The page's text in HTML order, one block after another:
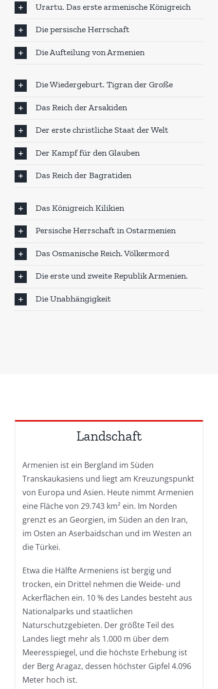
Urartu. Das erste armenische Königreich
Die persische Herrschaft
Die Aufteilung von Armenien
Die Wiedergeburt. Tigran der Große
Das Reich der Arsakiden
Der erste christliche Staat der Welt
Der Kampf für den Glauben
Das Reich der Bagratiden
Das Königreich Kilikien
Persische Herrschaft in Ostarmenien
Das Osmanische Reich. Völkermord
Die erste und zweite Republik Armenien.
Die Unabhängigkeit
Landschaft
Armenien ist ein Bergland im Süden
Transkaukasiens und liegt am Kreuzungspunkt
von Europa und Asien. Heute nimmt Armenien
eine Fläche von 29.743 km² ein. Im Norden
grenzt es an Georgien, im Süden an den Iran,
im Osten an Aserbaidschan und im Westen an
die Türkei.
Etwa die Hälfte Armeniens ist bergig und
trocken, ein Drittel nehmen die Weide- und
Ackerflächen ein. 10 % des Landes besteht aus
Nationalparks und staatlichen
Naturschutzgebieten. Der größte Teil des
Landes liegt mehr als 1.000 m über dem
Meeresspiegel, und die höchste Erhebung ist
der Berg Aragaz, dessen höchster Gipfel 4.096
Meter hoch ist.